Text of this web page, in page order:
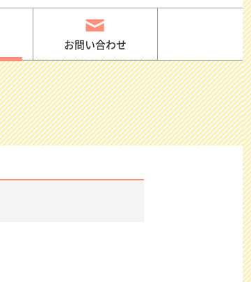
お問い合わせ